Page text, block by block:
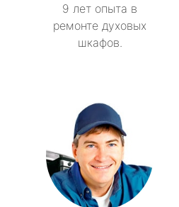
9 лет опыта в
ремонте духовых
шкафов.